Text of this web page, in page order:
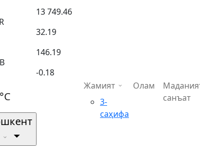
13 749.46
32.19
146.19
-0.18
Жамият
3-
саҳифа
Олам
санъат